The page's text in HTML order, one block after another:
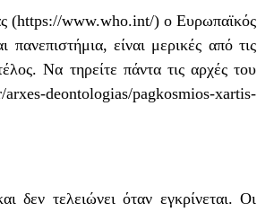
(https://www.who.int/) ο Ευρωπαϊκός
είναι μερικές από τις
Να τηρείτε πάντα τις αρχές του
deontologias/pagkosmios-xartis-
δεν τελειώνει όταν εγκρίνεται. Οι